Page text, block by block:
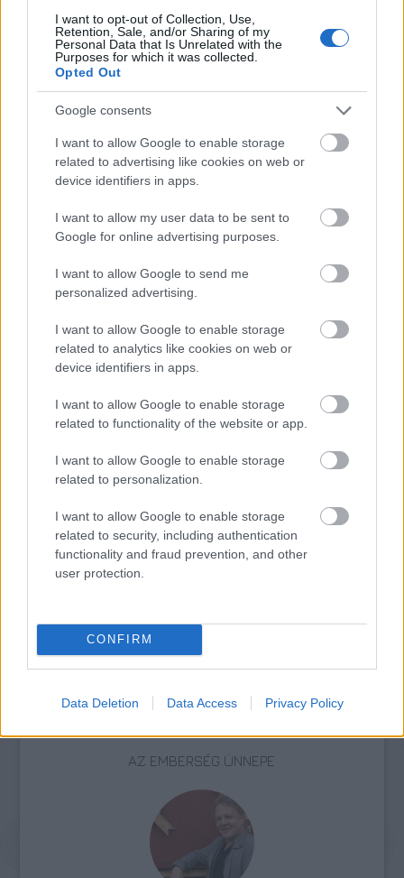
I want to opt-out of Collection, Use,
Retention, Sale, and/or Sharing of my
Personal Data that Is Unrelated with the
Purposes for which it was collected.
Opted Out
Google consents
I want to allow Google to enable storage
related to advertising like cookies on web or
device identifiers in apps.
I want to allow my user data to be sent to
Google for online advertising purposes.
I want to allow Google to send me
personalized advertising.
I want to allow Google to enable storage
related to analytics like cookies on web or
device identifiers in apps.
I want to allow Google to enable storage
related to functionality of the website or app.
I want to allow Google to enable storage
related to personalization.
I want to allow Google to enable storage
related to security, including authentication
functionality and fraud prevention, and other
user protection.
CONFIRM
Data Deletion Data Access Privacy Policy
Lengyel diplomaták és művészettörténészek
kutatták fel azokat (a varsói
külügyminisztériumban működik egy ilyen
csapat).
gyűjtemény milyen módon került az egyik
latin-amerikai országba (a lengyel diplomaták
nem árulták el, hogy melyik országban
találták meg), csak az biztos, hogy több
hónapig tartottak a visszaszolgáltatás
A második világháborúban Lengyelországból
tétel szerepel. Eltűntként tartják nyilván
egyebek között lengyel festők csaknem 7
ezer képét (köztük vannak Gierymski,
Matejko, Malczewski és mások alkotásai) és 7
és fél ezer külföldi művész vásznait, köztük
vagy Dürer.
AZ EMBERSÉG ÜNNEPE